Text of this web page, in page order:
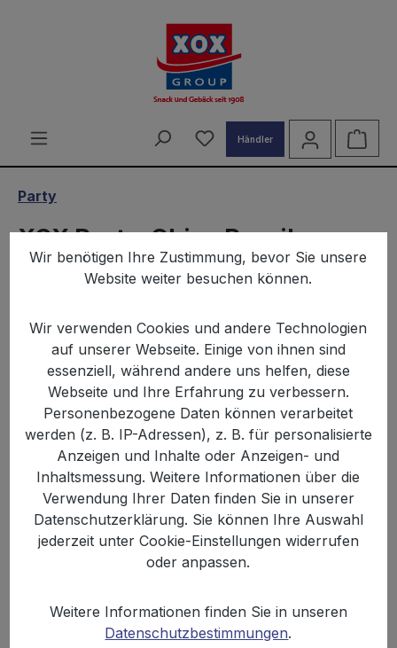
Du hast 0 Produkte auf
Händler
Party
XOX Party-Chips Paprika-
Style 350g
Bildergalerie überspringen
%
35,88 € (16.42% gespart)
Wir benötigen Ihre Zustimmung, bevor Sie unsere
Website weiter besuchen können.
Wir verwenden Cookies und andere Technologien
auf unserer Webseite. Einige von ihnen sind
essenziell, während andere uns helfen, diese
Webseite und Ihre Erfahrung zu verbessern.
Personenbezogene Daten können verarbeitet
werden (z. B. IP-Adressen), z. B. für personalisierte
Anzeigen und Inhalte oder Anzeigen- und
Inhaltsmessung. Weitere Informationen über die
Verwendung Ihrer Daten finden Sie in unserer
Datenschutzerklärung. Sie können Ihre Auswahl
jederzeit unter Cookie-Einstellungen widerrufen
oder anpassen.
Weitere Informationen finden Sie in unseren
Datenschutzbestimmungen.